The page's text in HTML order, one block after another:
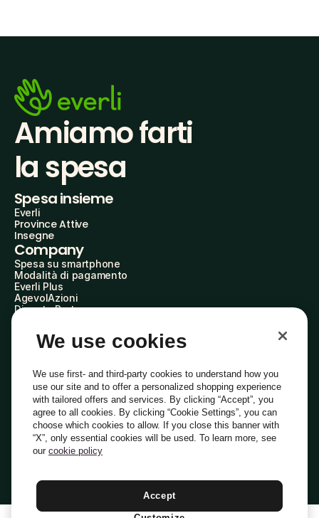
Amiamo farti
la spesa
Spesa insieme
Everli
Province Attive
Insegne
Company
Spesa su smartphone
Modalità di pagamento
Everli Plus
AgevolAzioni
Diventa Partner
Everli Shoppers
About Us
Everli News
Domande frequenti
Lavora con noi
Diventa Shopper
Investitori
PrivacyCookiePreferenze Cookie
Termini e CondizioniCodice Etico
Indirizzo PEC: everli@pec.it - indirizzo DPO: dpo@everli.com
Italiano
We use cookies
We use first- and third-party cookies to understand how you
use our site and to offer a personalized shopping experience
with tailored offers and services. By clicking “Accept”, you
agree to all cookies. By clicking “Cookie Settings”, you can
choose which cookies to allow. If you close this banner with
“X”, only essential cookies will be used. To learn more, see
our cookie policy
Accept